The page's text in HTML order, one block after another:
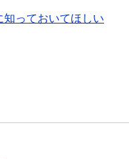
っておいてほしい